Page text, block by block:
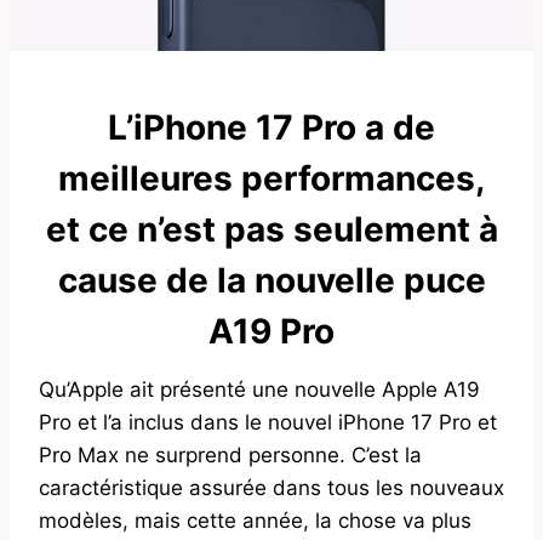
L’iPhone 17 Pro a de
meilleures performances,
et ce n’est pas seulement à
cause de la nouvelle puce
A19 Pro
Qu’Apple ait présenté une nouvelle Apple A19
Pro et l’a inclus dans le nouvel iPhone 17 Pro et
Pro Max ne surprend personne. C’est la
caractéristique assurée dans tous les nouveaux
modèles, mais cette année, la chose va plus